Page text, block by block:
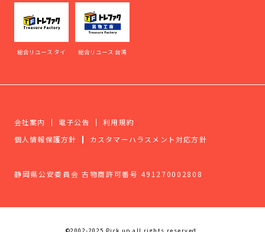
総合リユース タイ 総合リユース 台湾
会社案内 電子公告
利用規約
個人情報保護方針
カスタマーハラスメント対応方針
静岡県公安委員会 古物商許可番号 491270002808
©2002-2025 Pick up all rights reserved.